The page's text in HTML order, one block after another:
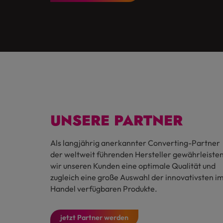
UNSERE PARTNER
Als langjährig anerkannter Converting-Partner
der weltweit führenden Hersteller
wir unseren Kunden eine optimale Qualität und
zugleich eine große Auswahl der innovativsten
Handel verfügbaren Produkte.
jetzt Partner werden